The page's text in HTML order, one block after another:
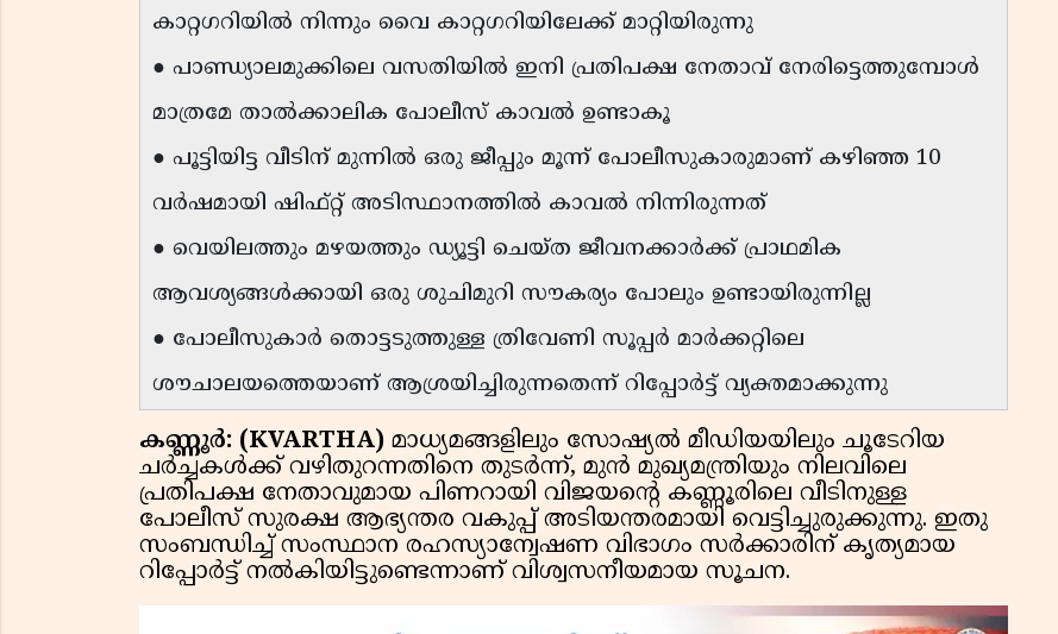
കാറ്റഗറിയിൽ നിന്നും വൈ കാറ്റഗറിയിലേക്ക് മാറ്റിയിരുന്നു
● പാണ്ഡ്യാലമുക്കിലെ വസതിയിൽ ഇനി പ്രതിപക്ഷ നേതാവ് നേരിട്ടെത്തുമ്പോൾ
മാത്രമേ താൽക്കാലിക പോലീസ് കാവൽ ഉണ്ടാകൂ
● പൂട്ടിയിട്ട വീടിന് മുന്നിൽ ഒരു ജീപ്പും മൂന്ന് പോലീസുകാരുമാണ് കഴിഞ്ഞ 10
വർഷമായി ഷിഫ്റ്റ് അടിസ്ഥാനത്തിൽ കാവൽ നിന്നിരുന്നത്
● വെയിലത്തും മഴയത്തും ഡ്യൂട്ടി ചെയ്ത ജീവനക്കാർക്ക് പ്രാഥമിക
ആവശ്യങ്ങൾക്കായി ഒരു ശുചിമുറി സൗകര്യം പോലും ഉണ്ടായിരുന്നില്ല
● പോലീസുകാർ തൊട്ടടുത്തുള്ള ത്രിവേണി സൂപ്പർ മാർക്കറ്റിലെ
ശൗചാലയത്തെയാണ് ആശ്രയിച്ചിരുന്നതെന്ന് റിപ്പോർട്ട് വ്യക്തമാക്കുന്നു
കണ്ണൂർ: (KVARTHA) മാധ്യമങ്ങളിലും സോഷ്യൽ മീഡിയയിലും ചൂടേറിയ
ചർച്ചകൾക്ക് വഴിതുറന്നതിനെ തുടർന്ന്, മുൻ മുഖ്യമന്ത്രിയും നിലവിലെ
പ്രതിപക്ഷ നേതാവുമായ പിണറായി വിജയൻ്റെ കണ്ണൂരിലെ വീടിനുള്ള
പോലീസ് സുരക്ഷ ആഭ്യന്തര വകുപ്പ് അടിയന്തരമായി വെട്ടിച്ചുരുക്കുന്നു. ഇതു
സംബന്ധിച്ച് സംസ്ഥാന രഹസ്യാന്വേഷണ വിഭാഗം സർക്കാരിന് കൃത്യമായ
റിപ്പോർട്ട് നൽകിയിട്ടുണ്ടെന്നാണ് വിശ്വസനീയമായ സൂചന.